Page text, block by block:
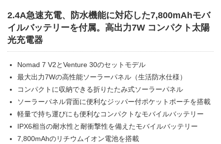
2.4A急速充電、防水機能に対応した7,800mAhモバ
イルバッテリーを付属。高出力7W コンパクト太陽
光充電器
Nomad 7 V2とVenture 30のセットモデル
最大出力7Wの高性能ソーラーパネル（生活防水仕様）
コンパクトに収納できる折りたたみ式ソーラーパネル
ソーラーパネル背面に便利なジッパー付ポケットポーチを搭載
軽量で持ち運びにも便利なコンパクトなモバイルバッテリー
IPX6相当の耐水性と耐衝撃性を備えたモバイルバッテリー
7,800mAhのリチウムイオン電池を搭載